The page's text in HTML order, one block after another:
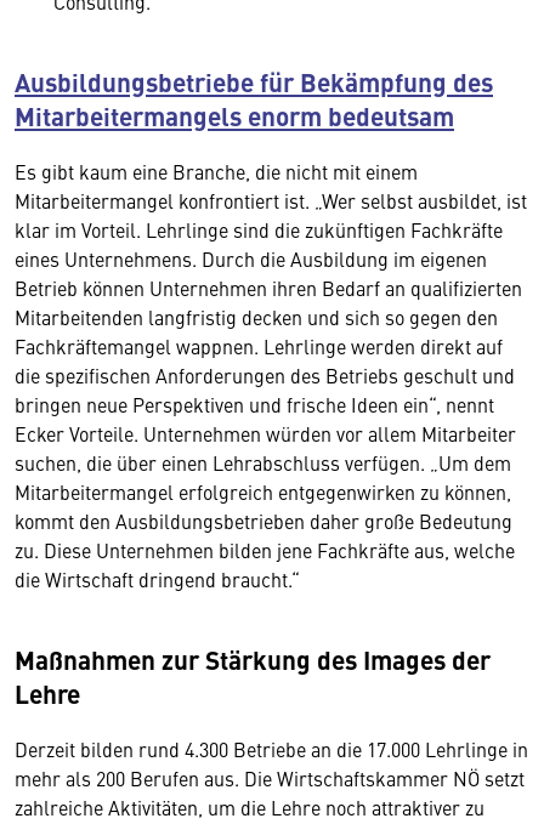
Ausbildungsbetriebe für Bekämpfung des
Mitarbeitermangels enorm bedeutsam
Es gibt kaum eine Branche, die nicht mit einem
Mitarbeitermangel konfrontiert ist. „Wer selbst ausbildet, ist
klar im Vorteil. Lehrlinge sind die zukünftigen Fachkräfte
eines Unternehmens. Durch die Ausbildung im eigenen
Betrieb können Unternehmen ihren Bedarf an qualifizierten
Mitarbeitenden langfristig decken und sich so gegen den
Fachkräftemangel wappnen. Lehrlinge werden direkt auf
die spezifischen Anforderungen des Betriebs geschult und
bringen neue Perspektiven und frische Ideen ein“, nennt
Ecker Vorteile. Unternehmen würden vor allem Mitarbeiter
suchen, die über einen Lehrabschluss verfügen. „Um dem
Mitarbeitermangel erfolgreich entgegenwirken zu können,
kommt den Ausbildungsbetrieben daher große Bedeutung
zu. Diese Unternehmen bilden jene Fachkräfte aus, welche
die Wirtschaft dringend braucht.“
Maßnahmen zur Stärkung des Images der
Lehre
Derzeit bilden rund 4.300 Betriebe an die 17.000 Lehrlinge in
mehr als 200 Berufen aus. Die Wirtschaftskammer NÖ setzt
zahlreiche Aktivitäten, um die Lehre noch attraktiver zu